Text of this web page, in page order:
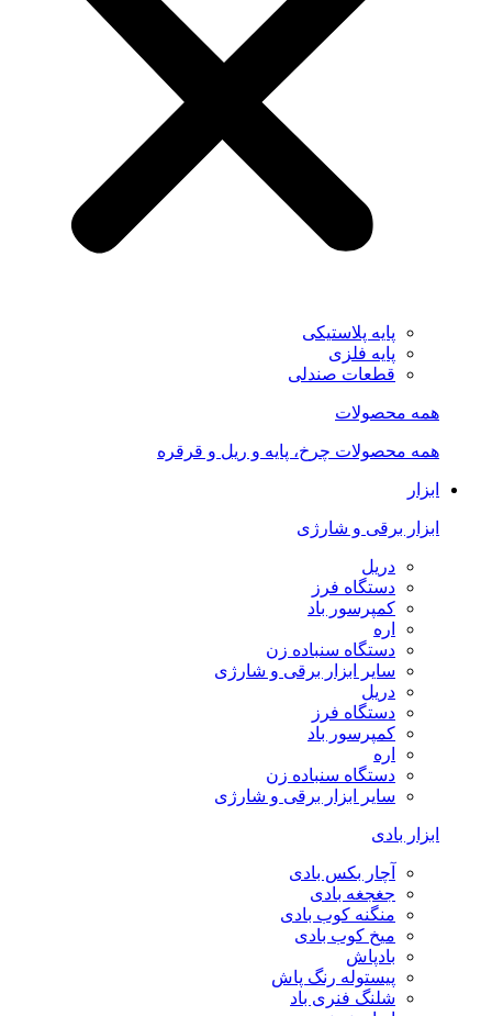
پایه پلاستیکی
پایه فلزی
قطعات صندلی
همه محصولات
همه محصولات چرخ، پایه و ریل و قرقره
ابزار
ابزار برقی و شارژی
دریل
دستگاه فرز
کمپرسور باد
اره
دستگاه سنباده زن
سایر ابزار برقی و شارژی
دریل
دستگاه فرز
کمپرسور باد
اره
دستگاه سنباده زن
سایر ابزار برقی و شارژی
ابزار بادی
آچار بکس بادی
جغجغه بادی
منگنه کوب بادی
میخ کوب بادی
بادپاش
پیستوله رنگ پاش
شلنگ فنری باد